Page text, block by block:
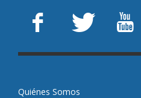
Quiénes Somos